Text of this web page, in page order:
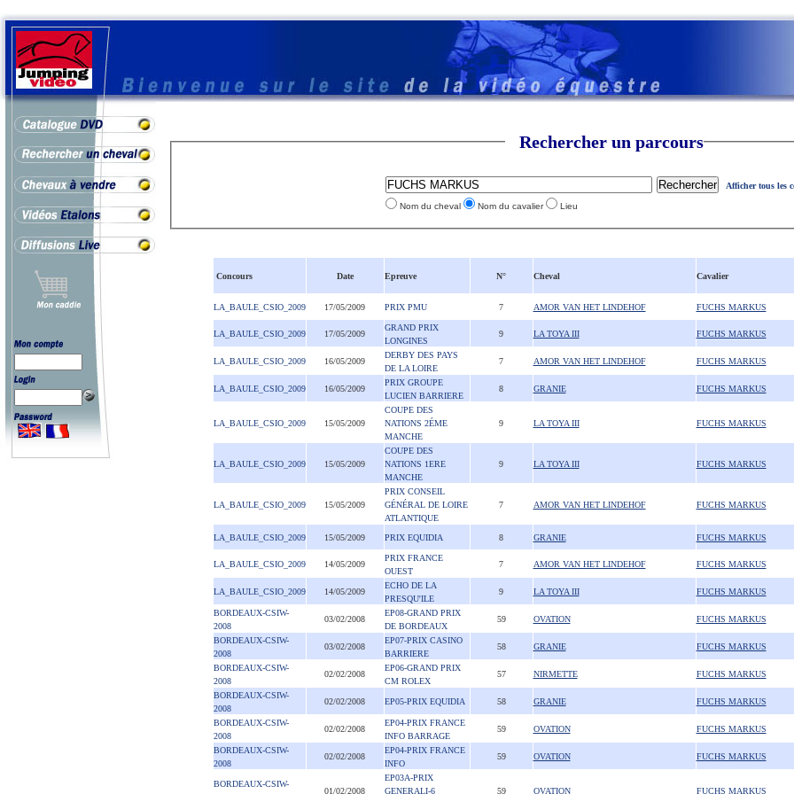
Rechercher un parcours
Afficher tous les
Nom du cheval Nom du cavalier Lieu
Concours Date Epreuve N° Cheval Cavalier
LA_BAULE_CSIO_2009 17/05/2009 PRIX PMU 7 AMOR VAN HET LINDEHOF FUCHS MARKUS
LA_BAULE_CSIO_2009 17/05/2009
GRAND PRIX
LONGINES
9 LA TOYA III FUCHS MARKUS
LA_BAULE_CSIO_2009 16/05/2009
DERBY DES PAYS
DE LA LOIRE
7 AMOR VAN HET LINDEHOF FUCHS MARKUS
LA_BAULE_CSIO_2009 16/05/2009
PRIX GROUPE
LUCIEN BARRIERE
8 GRANIE FUCHS MARKUS
LA_BAULE_CSIO_2009 15/05/2009
COUPE DES
NATIONS 2ÉME
MANCHE
9 LA TOYA III FUCHS MARKUS
LA_BAULE_CSIO_2009 15/05/2009
COUPE DES
NATIONS 1ERE
MANCHE
9 LA TOYA III FUCHS MARKUS
LA_BAULE_CSIO_2009 15/05/2009
PRIX CONSEIL
GÉNÉRAL DE LOIRE
ATLANTIQUE
7 AMOR VAN HET LINDEHOF FUCHS MARKUS
LA_BAULE_CSIO_2009 15/05/2009 PRIX EQUIDIA 8 GRANIE FUCHS MARKUS
LA_BAULE_CSIO_2009 14/05/2009
PRIX FRANCE
OUEST
7 AMOR VAN HET LINDEHOF FUCHS MARKUS
LA_BAULE_CSIO_2009 14/05/2009
ECHO DE LA
PRESQU'ILE
9 LA TOYA III FUCHS MARKUS
BORDEAUX-CSIW-
2008
03/02/2008
EP08-GRAND PRIX
DE BORDEAUX
59 OVATION FUCHS MARKUS
BORDEAUX-CSIW-
2008
03/02/2008
EP07-PRIX CASINO
BARRIERE
58 GRANIE FUCHS MARKUS
BORDEAUX-CSIW-
2008
02/02/2008
EP06-GRAND PRIX
CM ROLEX
57 NIRMETTE FUCHS MARKUS
BORDEAUX-CSIW-
2008
02/02/2008 EP05-PRIX EQUIDIA 58 GRANIE FUCHS MARKUS
BORDEAUX-CSIW-
2008
02/02/2008
EP04-PRIX FRANCE
INFO BARRAGE
59 OVATION FUCHS MARKUS
BORDEAUX-CSIW-
2008
02/02/2008
EP04-PRIX FRANCE
INFO
59 OVATION FUCHS MARKUS
BORDEAUX-CSIW-
01/02/2008
EP03A-PRIX
GENERALI-6
59 OVATION FUCHS MARKUS